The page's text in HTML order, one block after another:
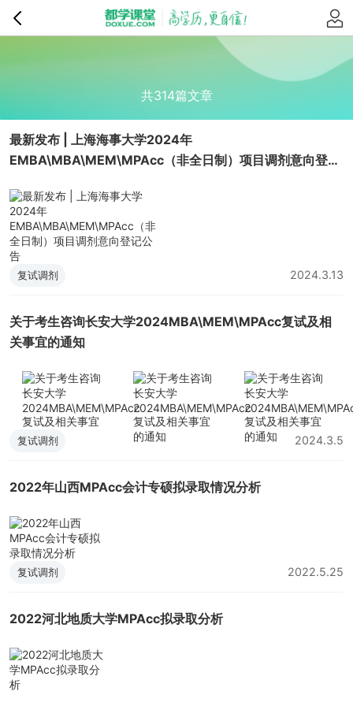
共314篇文章
最新发布 | 上海海事大学2024年
EMBA\MBA\MEM\MPAcc（非全日制）项目调剂意向登记
复试调剂 2024.3.13
关于考生咨询长安大学2024MBA\MEM\MPAcc复试及相
关事宜的通知
复试调剂 2024.3.5
2022年山西MPAcc会计专硕拟录取情况分析
复试调剂 2022.5.25
2022河北地质大学MPAcc拟录取分析